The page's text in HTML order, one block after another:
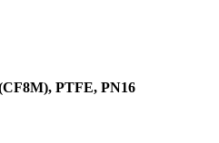
PTFE, PN16